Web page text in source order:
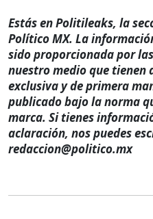
Estás en Politileaks, la
Político MX. La
sido proporcionada por
nuestro medio que tienen
exclusiva y de primera
publicado bajo la norma
marca. Si tienes
aclaración, nos puedes
redaccion@politico.mx